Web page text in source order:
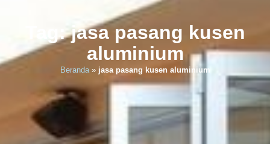
Tag: jasa pasang kusen
aluminium
Beranda» jasa pasang kusen aluminium